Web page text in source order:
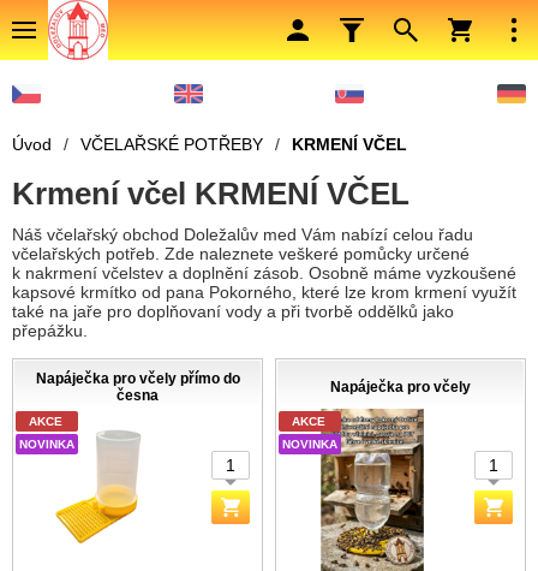
Úvod / VČELAŘSKÉ POTŘEBY / KRMENÍ VČEL
Krmení včel KRMENÍ VČEL
Náš včelařský obchod Doležalův med Vám nabízí celou řadu
včelařských potřeb. Zde naleznete veškeré pomůcky určené
k nakrmení včelstev a doplnění zásob. Osobně máme vyzkoušené
kapsové krmítko od pana Pokorného, které lze krom krmení využít
také na jaře pro doplňovaní vody a při tvorbě oddělků jako
přepážku.
Napáječka pro včely přímo do
česna
AKCE
NOVINKA
Napáječka pro včely
AKCE
NOVINKA